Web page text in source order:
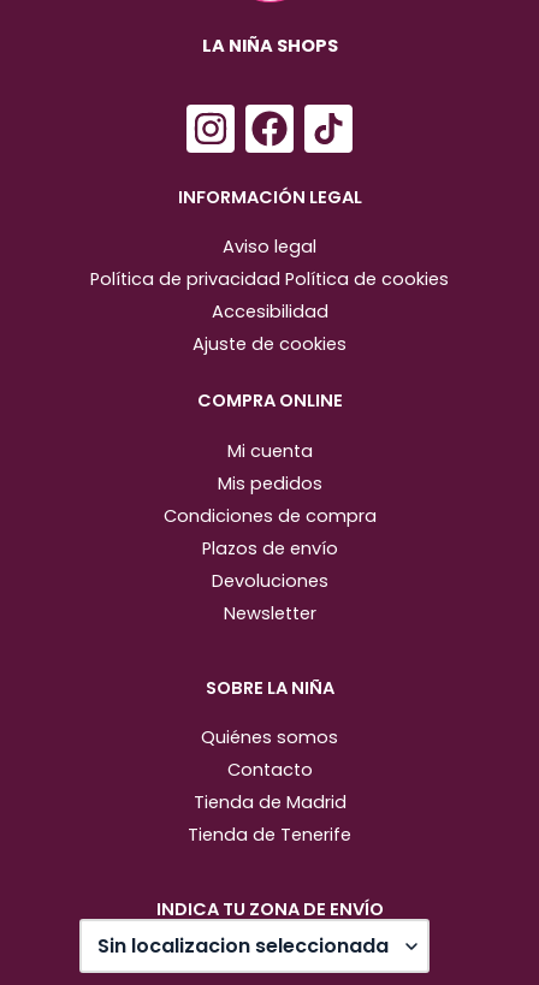
LA NIÑA SHOPS
I
n
s
a
g
r
m
F
a
c
e
b
o
o
INFORMACIÓN LEGAL
Aviso legal
Política de privacidad Política de cookies
Accesibilidad
Ajuste de cookies
COMPRA ONLINE
Mi cuenta
Mis pedidos
Condiciones de compra
Plazos de envío
Devoluciones
Newsletter
SOBRE LA NIÑA
Quiénes somos
Contacto
Tienda de Madrid
Tienda de Tenerife
INDICA TU ZONA DE ENVÍO